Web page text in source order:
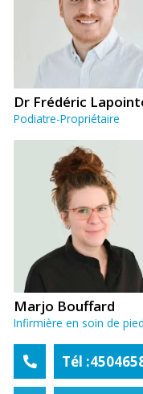
Tél
Dr Frédéric
Podiatre-Propriétaire
Marjo Bouffard
Infirmière en soin de